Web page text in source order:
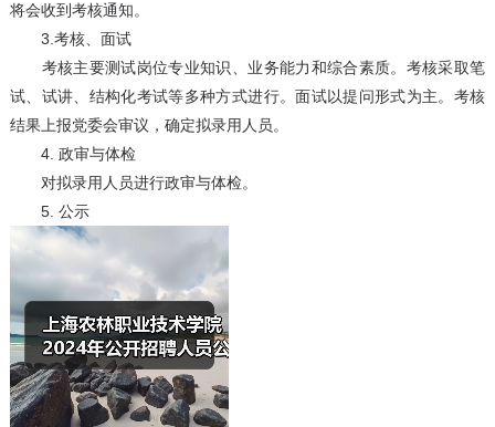
将会收到考核通知。
3.考核、面试
考核主要测试岗位专业知识、业务能力和综合素质。考核采取笔
试、试讲、结构化考试等多种方式进行。面试以提问形式为主。考核
结果上报党委会审议，确定拟录用人员。
4. 政审与体检
对拟录用人员进行政审与体检。
5. 公示